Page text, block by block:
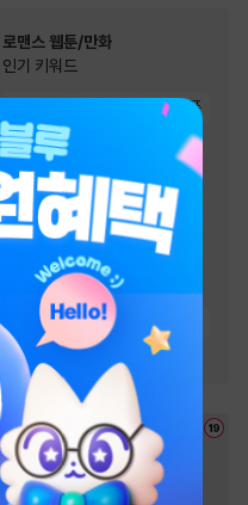
로맨스 웹툰/만화
인기 키워드
서양풍
#직진녀
#재회물 #
# 오피스물 # 까칠남
#다정남 #친구>연인
계약관계 #트라우마
힐링물 친구 #동거
능글남 #짝사랑 #첫사랑
#재벌남